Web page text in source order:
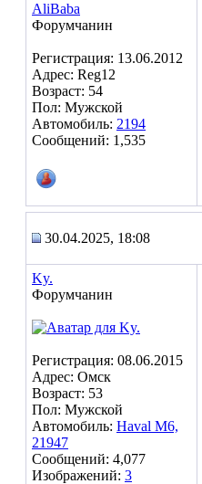
AliBaba
Форумчанин
Регистрация: 13.06.2012
Адрес: Reg12
Возраст: 54
Пол: Мужской
Автомобиль: 2194
Сообщений: 1,535
30.04.2025, 18:08
Ky.
Форумчанин
Регистрация: 08.06.2015
Адрес: Омск
Возраст: 53
Пол: Мужской
Автомобиль: Haval M6,
21947
Сообщений: 4,077
Изображений: 3